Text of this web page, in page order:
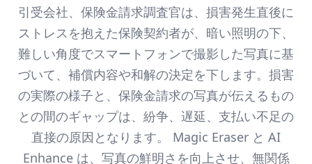
引受会社、保険金請求調査官は、損害発生直後に
ストレスを抱えた保険契約者が、暗い照明の下、
難しい角度でスマートフォンで撮影した写真に基
づいて、補償内容や和解の決定を下します。損害
の実際の様子と、保険金請求の写真が伝えるもの
との間のギャップは、紛争、遅延、支払い不足の
直接の原因となります。 Magic Eraser と AI
Enhance は、写真の鮮明さを向上させ、無関係